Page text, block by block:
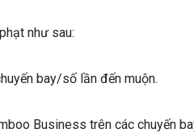
như sau:
bay/số lần đến muộn.
Business trên các chuyến